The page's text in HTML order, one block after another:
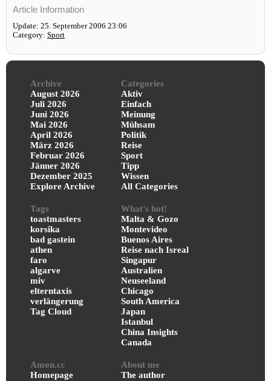
Article Information
Update: 25. September 2006 23:06
Category: Sport
Archive
August 2026
Juli 2026
Juni 2026
Mai 2026
April 2026
März 2026
Februar 2026
Jänner 2026
Dezember 2025
Explore Archive
Categories
Aktiv
Einfach
Meinung
Mühsam
Politik
Reise
Sport
Tipp
Wissen
All Categories
Tags
toastmasters
korsika
bad gastein
athen
faro
algarve
miv
elterntaxis
verlängerung
Tag Cloud
What's hot!
Malta & Gozo
Montevideo
Buenos Aires
Reise nach Isreal
Singapur
Australien
Neuseeland
Chicago
South America
Japan
Istanbul
China Insights
Canada
Amon.cc
Homepage
About me
The author